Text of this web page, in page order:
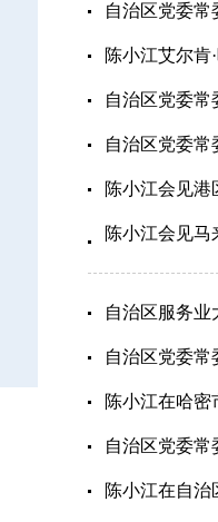
自治区党委常
陈小江艾尔肯
自治区党委常
自治区党委常
陈小江会见
陈小江会见
自治区服务业
自治区党委常
陈小江在哈密
自治区党委常
陈小江在自